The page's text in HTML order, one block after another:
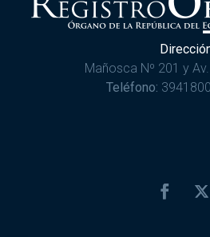
Mañosca Nº 201 y
Teléfono: